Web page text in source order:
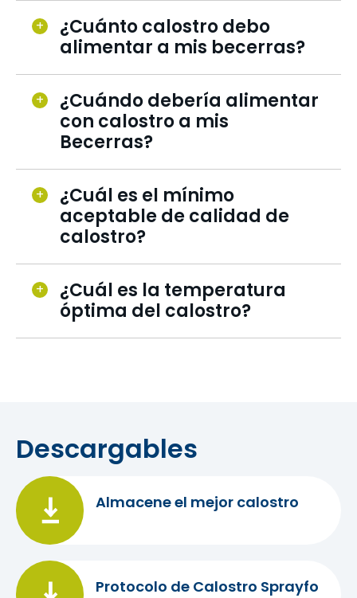
¿Cuánto calostro debo
alimentar a mis becerras?
¿Cuándo debería alimentar
con calostro a mis
Becerras?
¿Cuál es el mínimo
aceptable de calidad de
calostro?
¿Cuál es la temperatura
óptima del calostro?
Descargables
Almacene el mejor calostro
Protocolo de Calostro Sprayfo